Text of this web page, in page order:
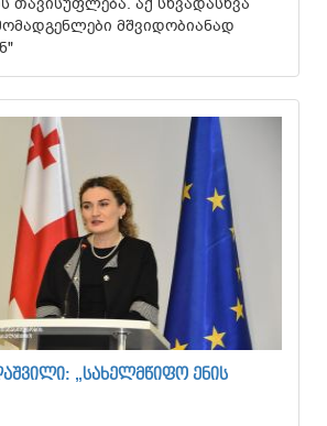
მშვიდობიანად
„ᲡᲐᲮᲔᲚᲛᲬᲘᲤᲝ ᲔᲜᲘᲡ